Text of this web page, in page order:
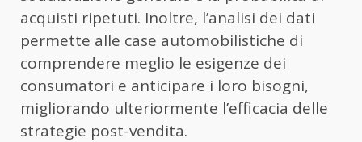
acquisti ripetuti. Inoltre, l’analisi dei dati
permette alle case automobilistiche di
comprendere meglio le esigenze dei
consumatori e anticipare i loro bisogni,
migliorando ulteriormente l’efficacia delle
strategie post-vendita.